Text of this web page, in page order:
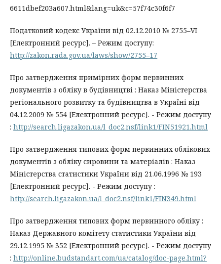
6611dbef203a607.html&lang=uk&c=57f74c30f6f7
Податковий кодекс України від 02.12.2010 № 2755–VI
[Електронний ресурс]. – Режим доступу:
http://zakon.rada.gov.ua/laws/show/2755–17
Про затвердження примірних форм первинних
документів з обліку в будівництві : Наказ Міністерства
регіонального розвитку та будівництва в Україні від
04.12.2009 № 554 [Електронний ресурс]. - Режим доступу
: http://search.ligazakon.ua/l_doc2.nsf/link1/FIN51921.html
Про затвердження типових форм первинних облікових
документів з обліку сировини та матеріалів : Наказ
Міністерства статистики України від 21.06.1996 № 193
[Електронний ресурс]. - Режим доступу :
http://search.ligazakon.ua/l_doc2.nsf/link1/FIN349.html
Про затвердження типових форм первинного обліку :
Наказ Державного комітету статистики України від
29.12.1995 № 352 [Електронний ресурс]. - Режим доступу
: http://online.budstandart.com/ua/catalog/doc-page.html?